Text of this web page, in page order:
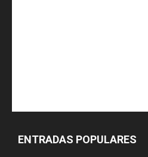
ENTRADAS POPULARES